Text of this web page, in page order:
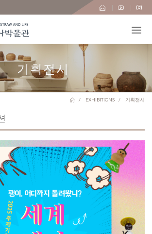
기획전시
EXHIBITIONS 기획전시